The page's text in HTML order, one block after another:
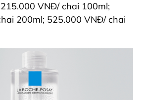
VNĐ/ chai 100ml;
200ml; 525.000 VNĐ/ chai